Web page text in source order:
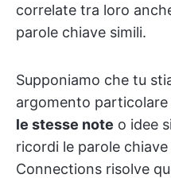
correlate tra loro
parole chiave simili.
Supponiamo che tu
argomento particolare
le stesse note o idee
ricordi le parole
Connections risolve